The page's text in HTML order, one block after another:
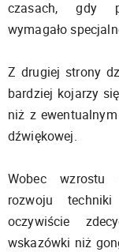
czasach, gdy
wymagało
Z drugiej strony
bardziej kojarzy
niż z
dźwiękowej.
Wobec wzrostu
rozwoju
oczywiście
wskazówki niż